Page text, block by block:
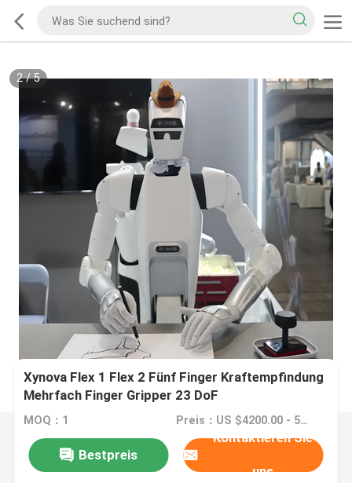
2/5
Xynova Flex 1 Flex 2 Fünf Finger Kraftempfindung
Mehrfach Finger Gripper 23 DoF
Anthropomorphische Roboterhand Geschickliche
MOQ：1 Preis：US $4200.00 - 5580.00/ Set
Bestpreis
Kontaktieren Sie
uns